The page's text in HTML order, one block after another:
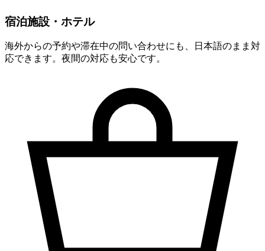
宿泊施設・ホテル
海外からの予約や滞在中の問い合わせにも、日本語のまま対
応できます。夜間の対応も安心です。